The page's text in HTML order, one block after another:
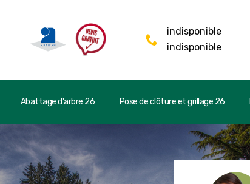
indisponible
indisponible
Abattage d'arbre 26 Pose de clôture et grillage 26